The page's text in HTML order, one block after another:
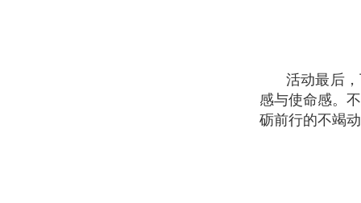
活动最后，
感与使命感。
砺前行的不竭